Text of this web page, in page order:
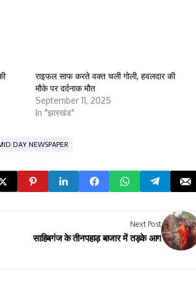
राइफल साफ करते वक्त चली गोली, हवलदार की
मौके पर दर्दनाक मौत
September 11, 2025
In "झारखंड"
DAY NEWSPAPER
Next Post
साहिबगंज के तीनपहाड़ बाजार में तड़के आग